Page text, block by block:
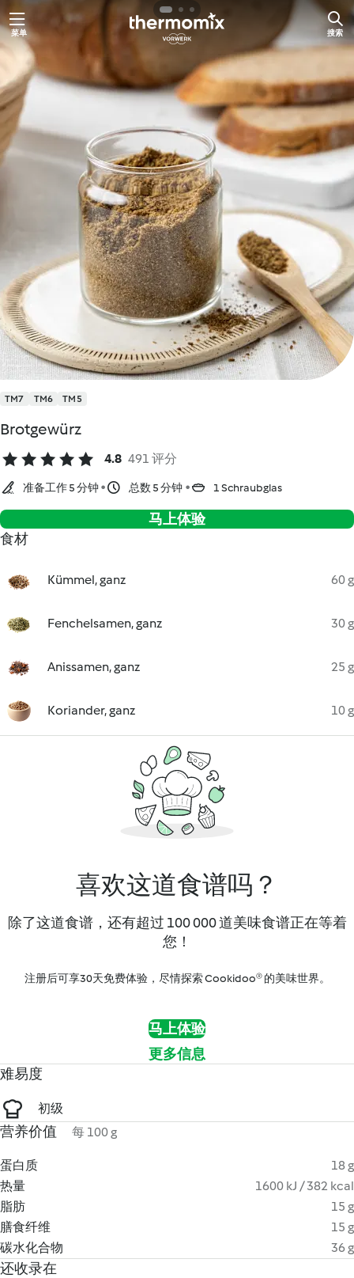
跳
至
菜单 搜索
TM7 TM6 TM5
Brotgewürz
4.8 491 评分
准备工作 5 分钟 总数 5 分钟 1 Schraubglas
马上体验
食材
Kümmel, ganz 60 g
Fenchelsamen, ganz 30 g
Anissamen, ganz 25 g
Koriander, ganz 10 g
喜欢这道食谱吗？
除了这道食谱，还有超过 100 000 道美味食谱正在等着
您！
注册后可享30天免费体验，尽情探索 Cookidoo® 的美味世界。
马上体验
更多信息
难易度
初级
营养价值 每 100 g
蛋白质
18 g
热量
1600 kJ / 382 kcal
脂肪
15 g
膳食纤维
15 g
碳水化合物
36 g
还收录在